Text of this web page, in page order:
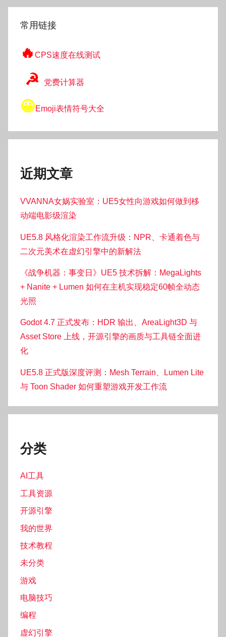
索
常用链接
🔥 CPS速度在线测试
☭ 党费计算器
😀Emoji表情符号大全
近期文章
VVANNA女娲实验室：UE5女性向游戏如何做到移
动端电影级渲染
UE5.8 风格化渲染工作流升级：NPR、卡通着色与
二次元美术在虚幻引擎中的新解法
《战争机器：事变日》UE5 技术拆解：MegaLights
+ Nanite + Lumen 如何在主机实现稳定60帧全动态
光照
Godot 4.7 正式发布：HDR 输出、AreaLight3D 与
Asset Store 上线，开源引擎的画质与工具链全面进
化
UE5.8 正式版深度评测：Mesh Terrain、Lumen Lite
与 Toon Shader 如何重塑游戏开发工作流
分类
AI工具
工具资源
开源引擎
我的世界
技术教程
未分类
游戏
电脑技巧
编程
虚幻引擎